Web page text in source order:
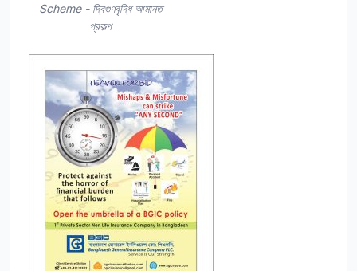
Scheme - দ্বিগুণবৃদ্ধি আমানত
প্রকল্প